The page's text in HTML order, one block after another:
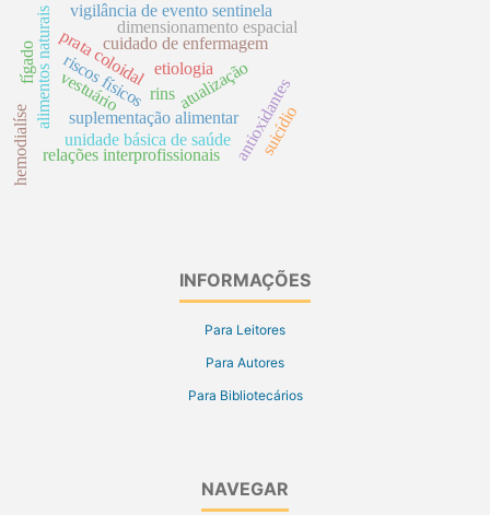
cuidado de enfermagem
prata coloidal etiologia
atualizaçãoantioxidantes
suplementação alimentar
alimentos naturais dimensionamento espacial
riscos físicos
unidade básica de saúde
rins
vigilância de evento sentinela
suicídio
vestuário
relações interprofissionais
fígado
hemodialíse
INFORMAÇÕES
Para Leitores
Para Autores
Para Bibliotecários
NAVEGAR